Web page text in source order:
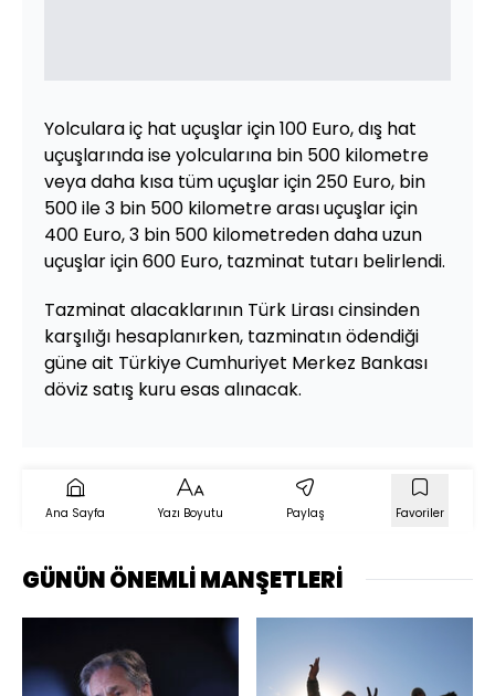
Yolculara iç hat uçuşlar için 100 Euro, dış hat
uçuşlarında ise yolcularına bin 500 kilometre
veya daha kısa tüm uçuşlar için 250 Euro, bin
500 ile 3 bin 500 kilometre arası uçuşlar için
400 Euro, 3 bin 500 kilometreden daha uzun
uçuşlar için 600 Euro, tazminat tutarı belirlendi.
Tazminat alacaklarının Türk Lirası cinsinden
karşılığı hesaplanırken, tazminatın ödendiği
güne ait Türkiye Cumhuriyet Merkez Bankası
döviz satış kuru esas alınacak.
Ana Sayfa Yazı Boyutu Paylaş Favoriler
GÜNÜN ÖNEMLİ MANŞETLERİ